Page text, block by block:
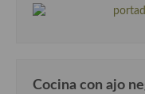
Cocina con ajo